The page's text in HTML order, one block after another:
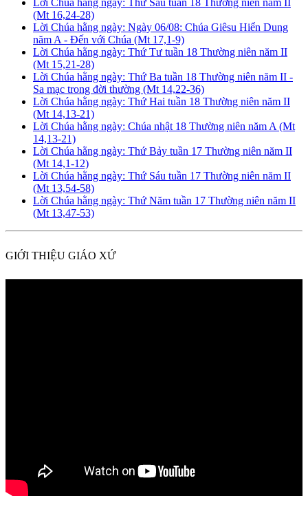
Lời Chúa hằng ngày: Thứ Sáu tuần 18 Thường niên năm II
(Mt 16,24-28)
Lời Chúa hằng ngày: Ngày 06/08: Chúa Giêsu Hiển Dung
năm A - Đến với Chúa (Mt 17,1-9)
Lời Chúa hằng ngày: Thứ Tư tuần 18 Thường niên năm II
(Mt 15,21-28)
Lời Chúa hằng ngày: Thứ Ba tuần 18 Thường niên năm II -
Sa mạc trong đời thường (Mt 14,22-36)
Lời Chúa hằng ngày: Thứ Hai tuần 18 Thường niên năm II
(Mt 14,13-21)
Lời Chúa hằng ngày: Chúa nhật 18 Thường niên năm A (Mt
14,13-21)
Lời Chúa hằng ngày: Thứ Bảy tuần 17 Thường niên năm II
(Mt 14,1-12)
Lời Chúa hằng ngày: Thứ Sáu tuần 17 Thường niên năm II
(Mt 13,54-58)
Lời Chúa hằng ngày: Thứ Năm tuần 17 Thường niên năm II
(Mt 13,47-53)
GIỚI THIỆU GIÁO XỨ